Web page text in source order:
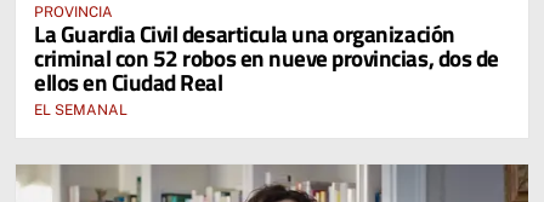
PROVINCIA
La Guardia Civil desarticula una organización
criminal con 52 robos en nueve provincias, dos de
ellos en Ciudad Real
EL SEMANAL